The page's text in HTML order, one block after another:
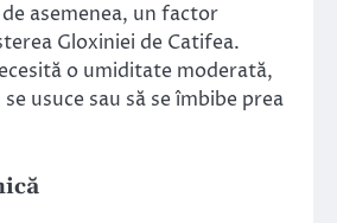
asemenea, un factor
Gloxiniei de Catifea.
o umiditate moderată,
usuce sau să se îmbibe prea